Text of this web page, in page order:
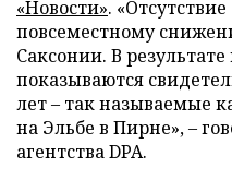
«Новости».
повсеместному
Саксонии. В
показываются
лет – так называемые
на Эльбе в Пирне», –
агентства DPA.